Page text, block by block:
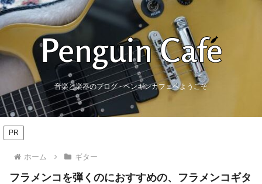
音楽と楽器のブログ - ペンギンカフェへようこそ
PR
ホーム ギター
フラメンコを弾くのにおすすめの、フラメンコギタ